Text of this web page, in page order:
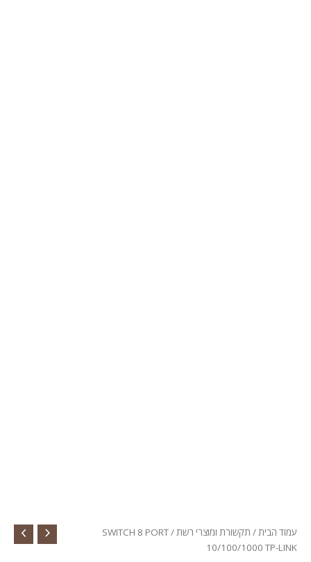
עמוד הבית/ תקשורת ומוצרי רשת
/ SWITCH 8 PORT
10/100/1000 TP-LINK